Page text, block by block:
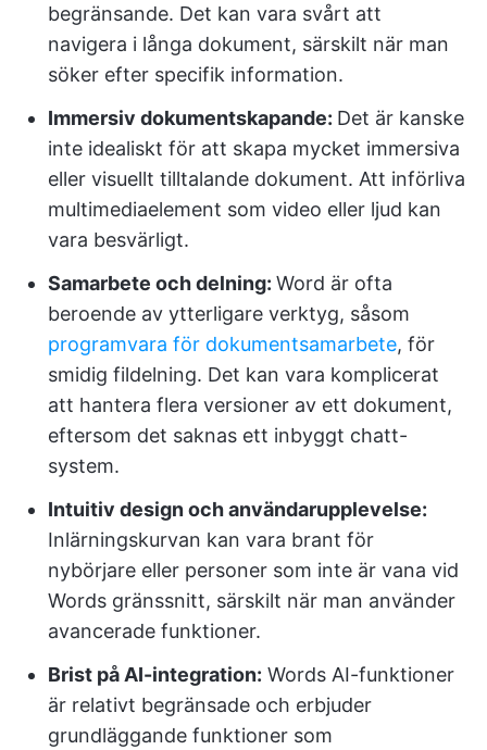
begränsande. Det kan vara svårt att
navigera i långa dokument, särskilt när man
söker efter specifik information.
Immersiv dokumentskapande: Det är kanske
inte idealiskt för att skapa mycket immersiva
eller visuellt tilltalande dokument. Att införliva
multimediaelement som video eller ljud kan
vara besvärligt.
Samarbete och delning: Word är ofta
beroende av ytterligare verktyg, såsom
programvara för dokumentsamarbete, för
smidig fildelning. Det kan vara komplicerat
att hantera flera versioner av ett dokument,
eftersom det saknas ett inbyggt chatt-
system.
Intuitiv design och användarupplevelse:
Inlärningskurvan kan vara brant för
nybörjare eller personer som inte är vana vid
Words gränssnitt, särskilt när man använder
avancerade funktioner.
Brist på AI-integration: Words AI-funktioner
är relativt begränsade och erbjuder
grundläggande funktioner som